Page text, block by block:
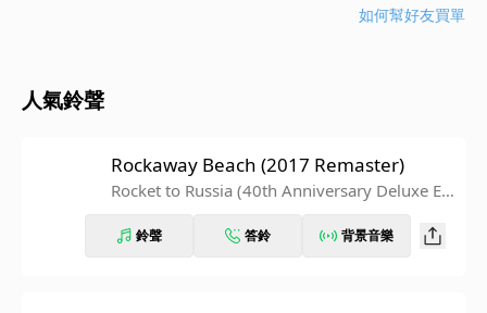
如何幫好友買單
人氣鈴聲
Rockaway Beach (2017 Remaster)
Rocket to Russia (40th Anniversary Deluxe Ed
鈴聲 答鈴 背景音樂